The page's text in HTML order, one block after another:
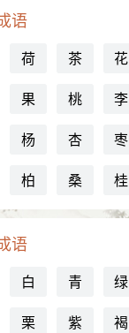
语
荷 茶 花
果 桃 李
杨 杏 枣
柏 桑 桂
语
白 青 绿
栗 紫 褐